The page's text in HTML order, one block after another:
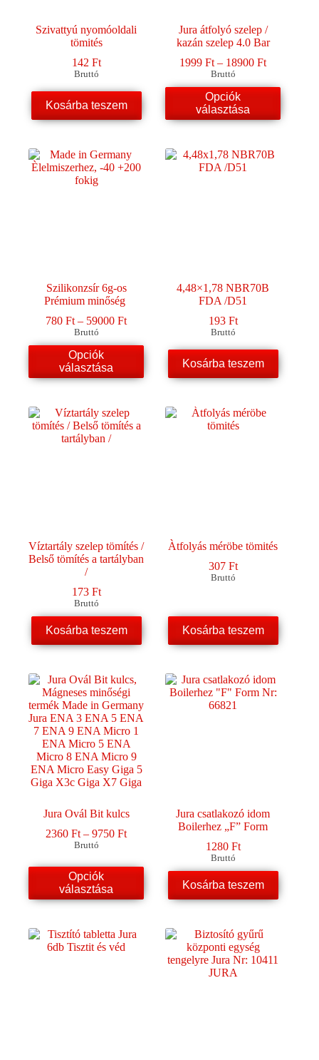
Szivattyú nyomóoldali
tömités
142 Ft
Bruttó
Kosárba teszem
Jura átfolyó szelep /
kazán szelep 4.0 Bar
1999Ft – 18900Ft
-
Bruttó
Opciók
választása
Ennek
a
terméknek
van.
A
Szilikonzsír 6g-os
Prémium minőség
780Ft – 59000FtÁrtartomány:
-
Bruttó
Opciók
választása
Ennek
a
terméknek
van.
A
változatok
4,48×1,78 NBR70B
FDA /D51
193 Ft
Bruttó
Kosárba teszem
Víztartály szelep tömítés /
Belső tömítés a tartályban
/
173 Ft
Bruttó
Kosárba teszem
Àtfolyás méröbe tömités
307 Ft
Bruttó
Kosárba teszem
Jura Ovál Bit kulcs
2360Ft – 9750FtÁrtartomány:
9750 Ft
Bruttó
Opciók
választása
Ennek
a
terméknek
van.
A
Jura csatlakozó idom
Boilerhez „F” Form
1280 Ft
Bruttó
Kosárba teszem